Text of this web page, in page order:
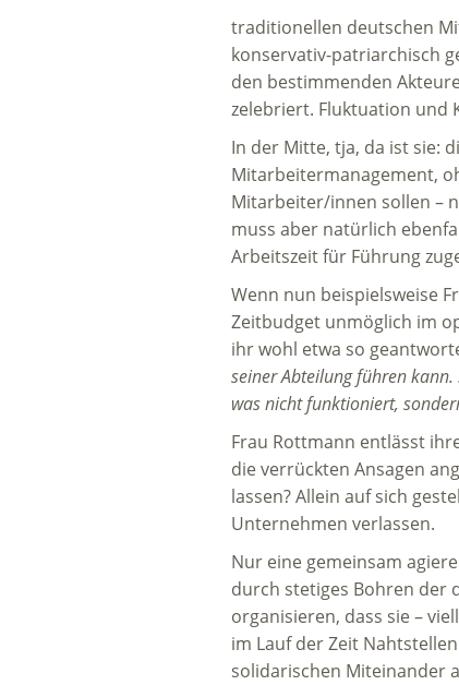
traditionellen deutschen
konservativ-patriarchisch
den bestimmenden
zelebriert. Fluktuation und
In der Mitte, tja, da ist sie:
Mitarbeitermanagement,
Mitarbeiter/innen sollen –
muss aber natürlich
Arbeitszeit für Führung
Wenn nun beispielsweise
Zeitbudget unmöglich im
ihr wohl etwa so
seiner Abteilung führen
was nicht funktioniert,
Frau Rottmann entlässt
die verrückten Ansagen
lassen? Allein auf sich
Unternehmen verlassen.
Nur eine gemeinsam
durch stetiges Bohren der
organisieren, dass sie –
im Lauf der Zeit
solidarischen Miteinander